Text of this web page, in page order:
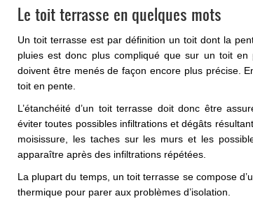
Le toit terrasse en quelques mots
Un toit terrasse est par définition un toit dont la
pluies est donc plus compliqué que sur un toit en
doivent être menés de façon encore plus précise.
toit en pente.
L’étanchéité d’un toit terrasse doit donc être
éviter toutes possibles infiltrations et dégâts
moisissure, les taches sur les murs et les
apparaître après des infiltrations répétées.
La plupart du temps, un toit terrasse se compose
thermique pour parer aux problèmes d’isolation.